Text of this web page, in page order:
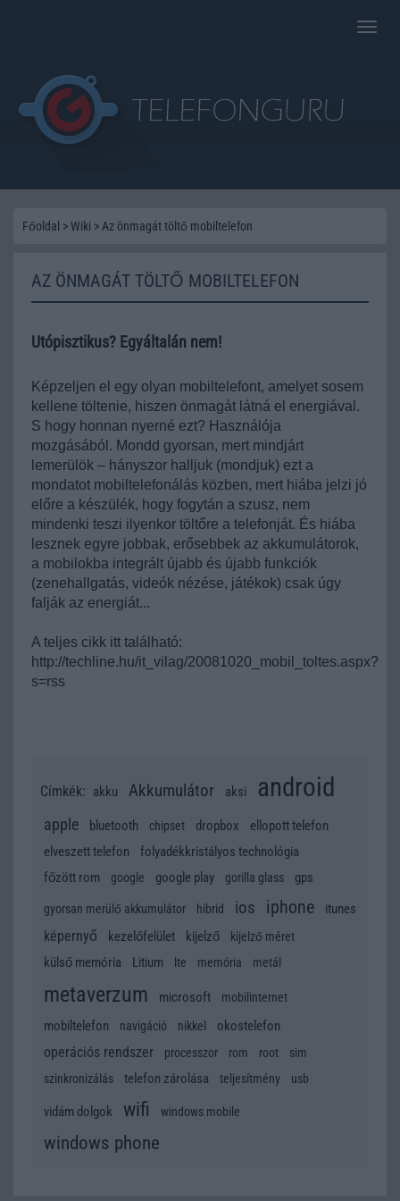
Toggle
Főoldal >Wiki > Az önmagát töltő mobiltelefon
AZ ÖNMAGÁT TÖLTŐ MOBILTELEFON
Utópisztikus? Egyáltalán nem!
Képzeljen el egy olyan mobiltelefont, amelyet sosem
kellene töltenie, hiszen önmagát látná el energiával.
S hogy honnan nyerné ezt? Használója
mozgásából. Mondd gyorsan, mert mindjárt
lemerülök – hányszor halljuk (mondjuk) ezt a
mondatot mobiltelefonálás közben, mert hiába jelzi jó
előre a készülék, hogy fogytán a szusz, nem
mindenki teszi ilyenkor töltőre a telefonját. És hiába
lesznek egyre jobbak, erősebbek az akkumulátorok,
a mobilokba integrált újabb és újabb funkciók
(zenehallgatás, videók nézése, játékok) csak úgy
falják az energiát...
A teljes cikk itt található:
http://techline.hu/it_vilag/20081020_mobil_toltes.aspx?
s=rss
Címkék: akku Akkumulátor aksi android
apple bluetooth chipset dropbox
ellopott telefon
elveszett telefon
folyadékkristályos technológia
főzött rom
google google play gorilla glass gps
gyorsan merülő akkumulátor hibrid ios iphone itunes
képernyő kezelőfelület kijelző kijelző méret
külső memória Litium lte memória metál
metaverzum microsoft mobilinternet
mobiltelefon navigáció nikkel okostelefon
operációs rendszer processzor rom root
sim
szinkronizálás
telefon zárolása teljesítmény usb
vidám dolgok wifi windows mobile
windows phone